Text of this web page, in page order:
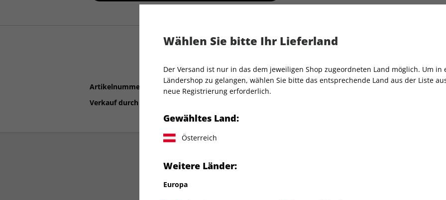
Artikelnummer
Verkauf durch
Wählen Sie bitte Ihr Lieferland
Der Versand ist nur in das dem jeweiligen Shop zugeordneten Land möglich. Um in
Ländershop zu gelangen, wählen Sie bitte das entsprechende Land aus der Liste
neue Registrierung erforderlich.
Gewähltes Land:
Österreich
Weitere Länder:
Europa